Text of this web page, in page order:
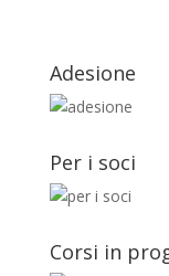
Adesione
Per i soci
Corsi in